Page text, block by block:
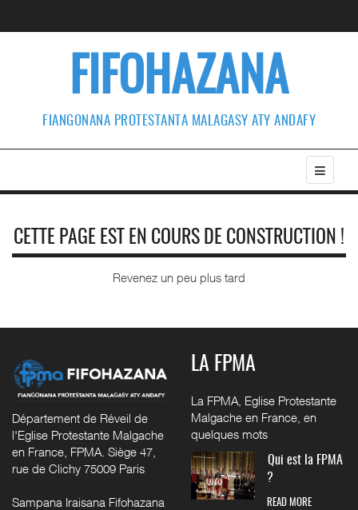
FIFOHAZANA
FIANGONANA PROTESTANTA MALAGASY ATY ANDAFY
CETTE PAGE EST EN COURS DE CONSTRUCTION !
Revenez un peu plus tard
Département de Réveil de
l'Eglise Protestante Malgache
en France, FPMA. Siège 47,
rue de Clichy 75009 Paris
Sampana Iraisana Fifohazana
LA FPMA
La FPMA, Eglise Protestante
Malgache en France, en
quelques mots
Qui est la FPMA
?
READ MORE